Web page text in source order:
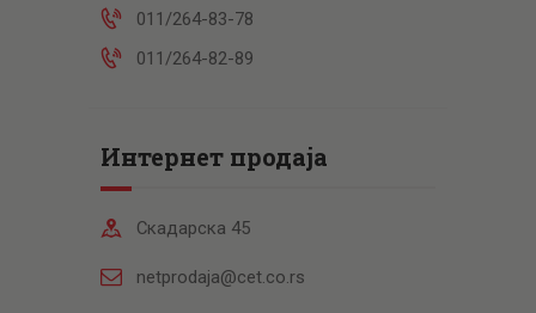
011/264-83-78
011/264-82-89
Интернет продаја
Скадарска 45
netprodaja@cet.co.rs